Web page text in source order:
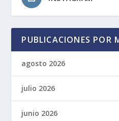
PUBLICACIONES POR
agosto 2026
julio 2026
junio 2026